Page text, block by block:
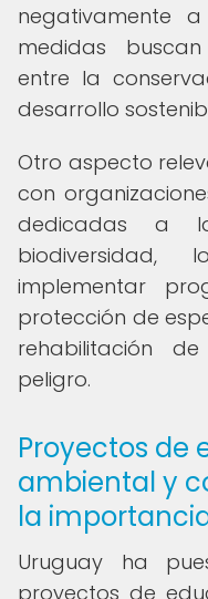
negativamente
medidas
entre la
desarrollo
Otro aspecto
con
dedicadas a
implementar
protección de
rehabilitación
peligro.
Proyectos de
ambiental y
la
Uruguay ha
proyectos de